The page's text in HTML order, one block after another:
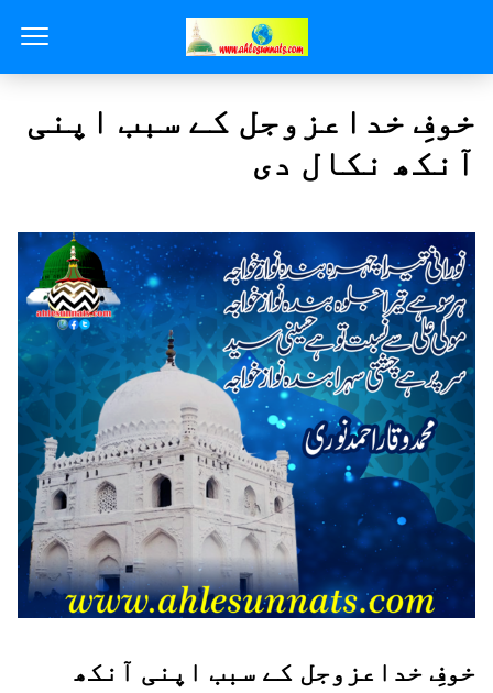
خوفِ خداعزوجل کے سبب اپنی
آنکھ نکال دی
خوفِ خداعزوجل کے سبب اپنی آنکھ